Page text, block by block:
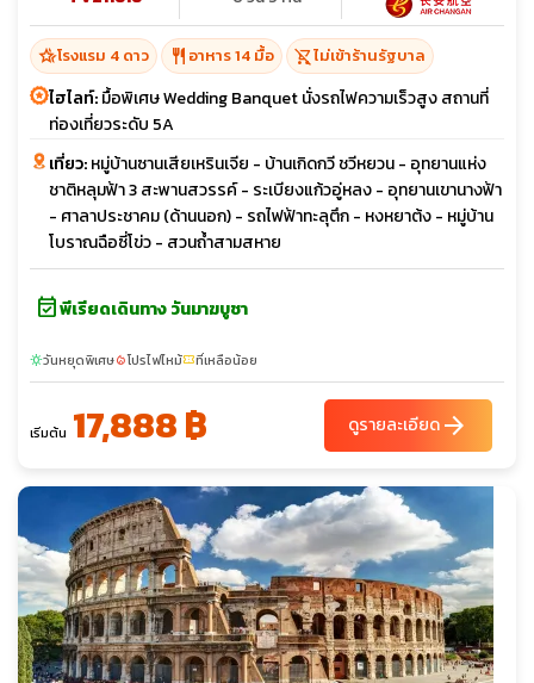
hotel_classโรงแรม 4 ดาว restaurant อาหาร 14 มื้อ shopping_cart_offไม่เข้าร้านรัฐบาล
ไฮไลท์:มื้อพิเศษ Wedding Banquet นั่งรถไฟความเร็วสูง สถานที่
ท่องเที่ยวระดับ 5A
เที่ยว:หมู่บ้านซานเสียเหรินเจีย - บ้านเกิดกวี ชวีหยวน - อุทยานแห่ง
ชาติหลุมฟ้า 3 สะพานสวรรค์ - ระเบียงแก้วอู่หลง - อุทยานเขานางฟ้า
- ศาลาประชาคม (ด้านนอก) - รถไฟฟ้าทะลุตึก - หงหยาต้ง - หมู่บ้าน
โบราณฉือซี่โข่ว - สวนถ้ำสามสหาย
event_availableพีเรียดเดินทาง วันมาฆบูชา
sunnyวันหยุดพิเศษlocal_fire_departmentโปรไฟไหม้confirmation_numberที่เหลือน้อย
เริ่มต้น 17,888 ฿ ดูรายละเอียดarrow_forward